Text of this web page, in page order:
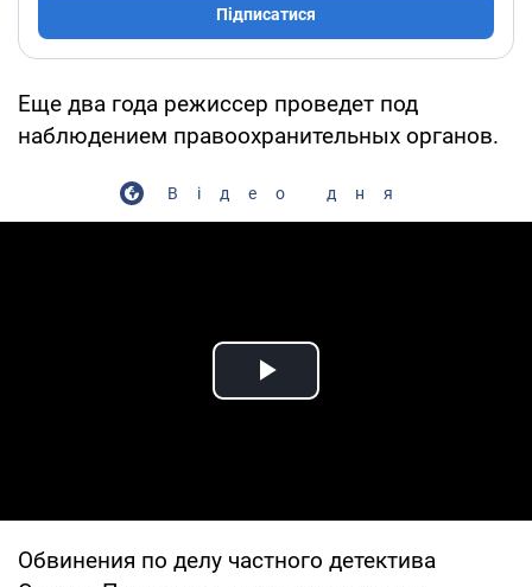
Підписатися
Еще два года режиссер проведет под
наблюдением правоохранительных органов.
Відео дня
Play Video
Обвинения по делу частного детектива